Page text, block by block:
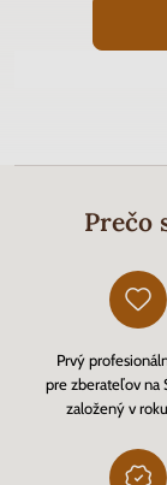
Prečo
Prvý
pre zberateľov na
založený v